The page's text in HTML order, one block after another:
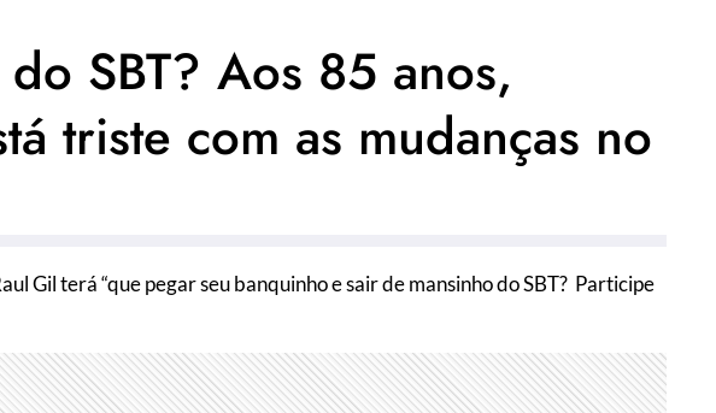
SBT? Aos 85 anos,
triste com as mudanças no
Gil terá “que pegar seu banquinho e sair de mansinho do SBT? Participe